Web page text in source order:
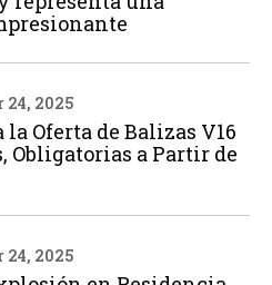
24, 2025
la Oferta de Balizas V16
Obligatorias a Partir de
24, 2025